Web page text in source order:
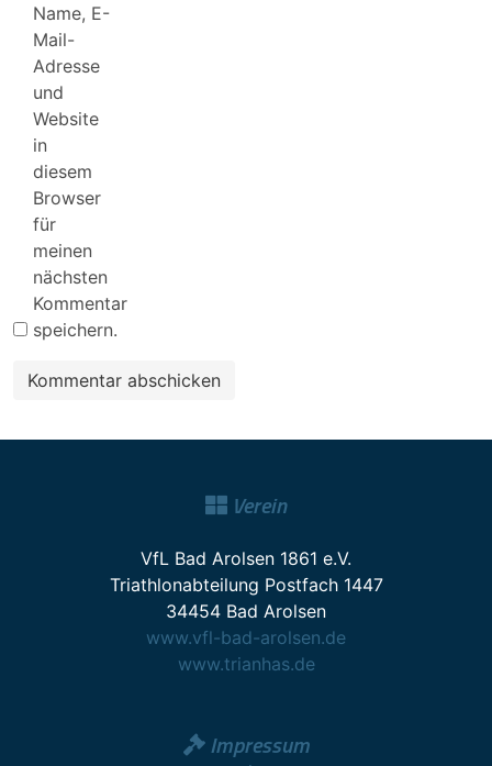
Name, E-
Mail-
Adresse
und
Website
in
diesem
Browser
für
meinen
nächsten
Kommentar
speichern.
Verein
VfL Bad Arolsen 1861 e.V.
Triathlonabteilung Postfach 1447
34454 Bad Arolsen
www.vfl-bad-arolsen.de
www.trianhas.de
Impressum